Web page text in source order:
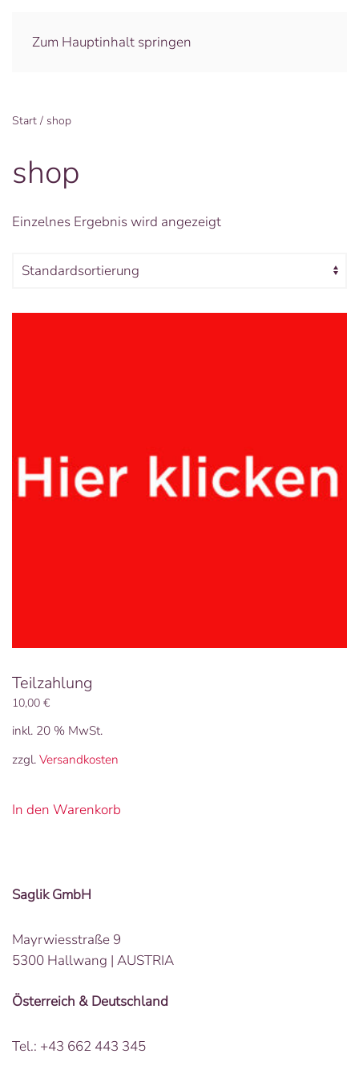
Zum Hauptinhalt springen
Start / shop
shop
Einzelnes Ergebnis wird angezeigt
Teilzahlung
10,00 €
inkl. 20 % MwSt.
zzgl. Versandkosten
In den Warenkorb
Saglik GmbH
Mayrwiesstraße 9
5300 Hallwang | AUSTRIA
Österreich & Deutschland
Tel.: +43 662 443 345